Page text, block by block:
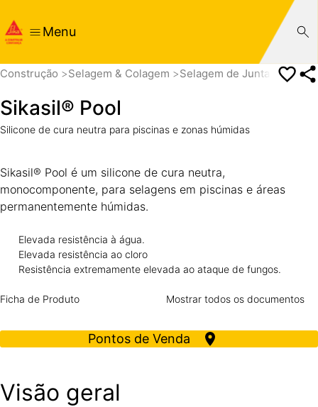
Menu
Construção Selagem & Colagem Selagem de Juntas
Sikasil® Pool
Silicone de cura neutra para piscinas e zonas húmidas
Sikasil® Pool é um silicone de cura neutra,
monocomponente, para selagens em piscinas e áreas
permanentemente húmidas.
Elevada resistência à água.
Elevada resistência ao cloro
Resistência extremamente elevada ao ataque de fungos.
Ficha de Produto Mostrar todos os documentos
Pontos de Venda
Visão geral